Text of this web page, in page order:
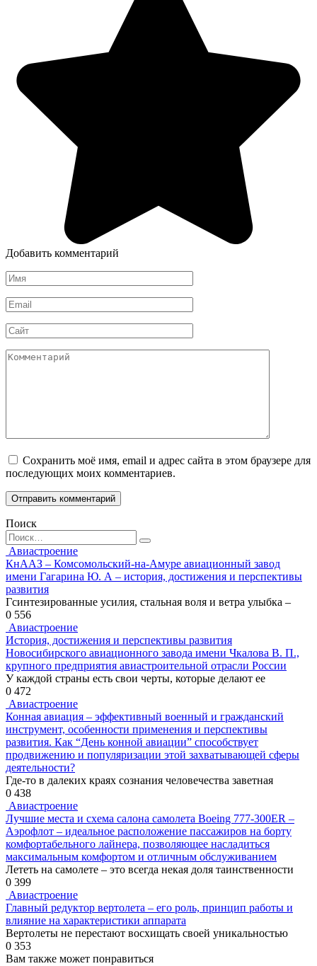
Добавить комментарий
Имя
*
Email
*
Сайт
Комментарий
Сохранить моё имя, email и адрес сайта в этом браузере для
последующих моих комментариев.
Поиск
Search
for:
Авиастроение
КнААЗ – Комсомольский-на-Амуре авиационный завод
имени Гагарина Ю. А – история, достижения и перспективы
развития
Гсинтезированные усилия, стальная воля и ветра улыбка –
0 556
Авиастроение
История, достижения и перспективы развития
Новосибирского авиационного завода имени Чкалова В. П.,
крупного предприятия авиастроительной отрасли России
У каждой страны есть свои черты, которые делают ее
0 472
Авиастроение
Конная авиация – эффективный военный и гражданский
инструмент, особенности применения и перспективы
развития. Как “День конной авиации” способствует
продвижению и популяризации этой захватывающей сферы
деятельности?
Где-то в далеких краях сознания человечества заветная
0 438
Авиастроение
Лучшие места и схема салона самолета Boeing 777-300ER –
Аэрофлот – идеальное расположение пассажиров на борту
комфортабельного лайнера, позволяющее насладиться
максимальным комфортом и отличным обслуживанием
Лететь на самолете – это всегда некая доля таинственности
0 399
Авиастроение
Главный редуктор вертолета – его роль, принцип работы и
влияние на характеристики аппарата
Вертолеты не перестают восхищать своей уникальностью
0 353
Вам также может понравиться